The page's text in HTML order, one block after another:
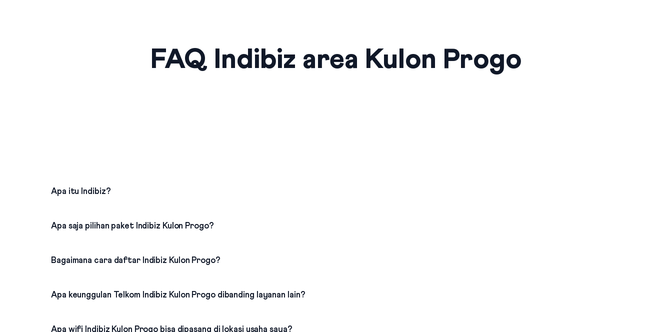
FAQ Indibiz area Kulon Progo
Apa itu Indibiz?
Apa saja pilihan paket Indibiz Kulon Progo?
Bagaimana cara daftar Indibiz Kulon Progo?
Apa keunggulan Telkom Indibiz Kulon Progo dibanding layanan lain?
Apa wifi Indibiz Kulon Progo bisa dipasang di lokasi usaha saya?